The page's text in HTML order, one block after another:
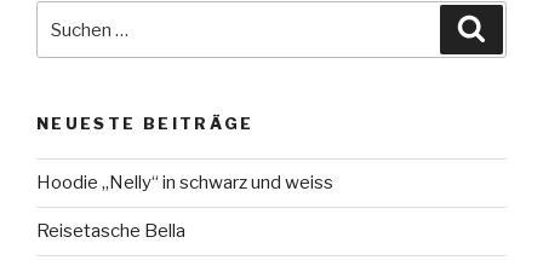
nach:
NEUESTE BEITRÄGE
Hoodie „Nelly“ in schwarz und weiss
Reisetasche Bella